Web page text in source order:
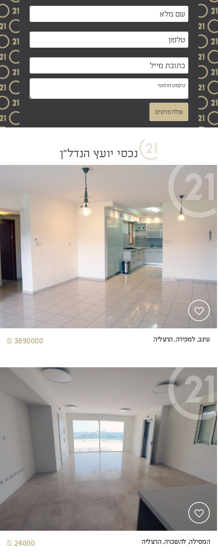
שלח פרטים
נכסי יועץ הנדל"ן
עינב, למכירה, הרצליה 3890000 ₪
המסילה, להשכרה, הרצליה 24000 ₪